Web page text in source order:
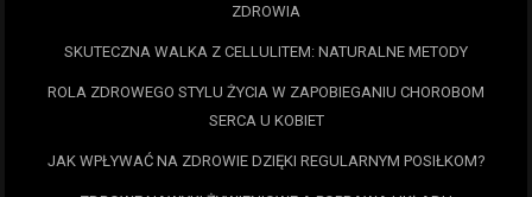
ZDROWIA
SKUTECZNA WALKA Z CELLULITEM: NATURALNE METODY
ROLA ZDROWEGO STYLU ŻYCIA W ZAPOBIEGANIU CHOROBOM
SERCA U KOBIET
JAK WPŁYWAĆ NA ZDROWIE DZIĘKI REGULARNYM POSIŁKOM?